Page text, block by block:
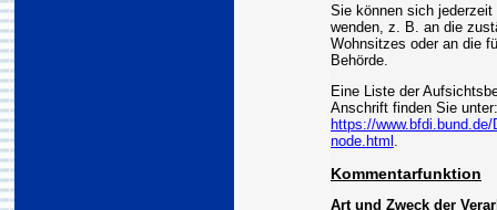
Sie können sich
wenden, z. B. an die
Wohnsitzes oder an die
Behörde.
Eine Liste der
Anschrift finden Sie unter:
https://
node.html .
Kommentarfunktion
Art und Zweck der